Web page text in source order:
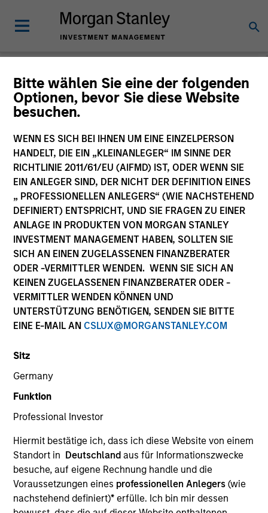
Bitte wählen Sie eine der folgenden
Optionen, bevor Sie diese Website
besuchen.
WENN ES SICH BEI IHNEN UM EINE EINZELPERSON
HANDELT, DIE EIN „KLEINANLEGER“ IM SINNE DER
RICHTLINIE 2011/61/EU (AIFMD) IST, ODER WENN SIE
EIN ANLEGER SIND, DER NICHT DER DEFINITION EINES
„ PROFESSIONELLEN ANLEGERS“ (WIE NACHSTEHEND
DEFINIERT) ENTSPRICHT, UND SIE FRAGEN ZU EINER
ANLAGE IN PRODUKTEN VON MORGAN STANLEY
INVESTMENT MANAGEMENT HABEN, SOLLTEN SIE
SICH AN EINEN ZUGELASSENEN FINANZBERATER
ODER -VERMITTLER WENDEN. WENN SIE SICH AN
KEINEN ZUGELASSENEN FINANZBERATER ODER -
VERMITTLER WENDEN KÖNNEN UND
UNTERSTÜTZUNG BENÖTIGEN, SENDEN SIE BITTE
EINE E-MAIL AN CSLUX@MORGANSTANLEY.COM
Sitz
Germany
Funktion
Professional Investor
Hiermit bestätige ich, dass ich diese Website von einem
Standort in Deutschland aus für Informationszwecke
besuche, auf eigene Rechnung handle und die
Voraussetzungen eines professionellen Anlegers(wie
nachstehend definiert)* erfülle. Ich bin mir dessen
Strategies
All
100 of 100 Results
Group by
Asset Class
Team
Alternatives
Managed Futures
Access to multi-manager and single-manager
Liquid Diversifier